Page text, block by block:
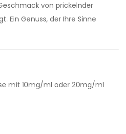
von prickelnder
Ein Genuss, der Ihre Sinne
mit 10mg/ml oder 20mg/ml